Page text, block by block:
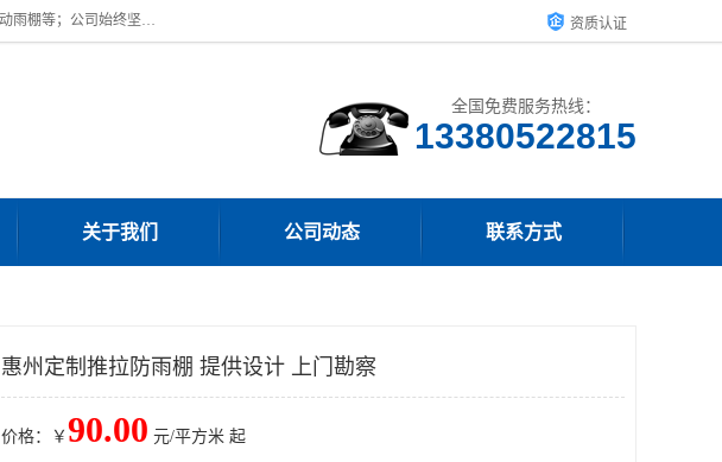
广东鼎新钢结构工程有限公司是一家制作大型电动雨棚厂家;主营：电动推拉雨棚、厂房过道雨棚、电动伸缩雨棚、停车棚、移动雨棚等；公司始终坚持结构创新,品质优越,美观形象,且售后服务好。公司充分吸纳当今休闲用品的前端技术和风格,为您带来质价相宜,时尚典雅的各种户外用品, 资质认证
全国免费服务热线：
13380522815
关于我们 公司动态 联系方式
惠州定制推拉防雨棚 提供设计 上门勘察
价格：￥ 90.00 元/平方米 起